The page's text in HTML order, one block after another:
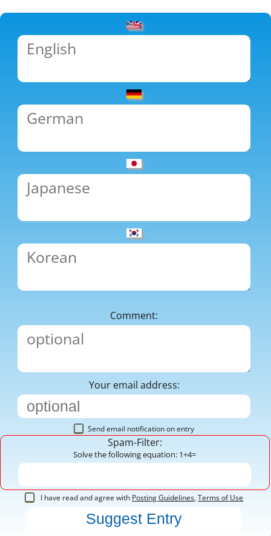
Comment:
Your email address:
Send email notification on entry
Spam-Filter:
Solve the following equation: 1+4=
I have read and agree with Posting Guidelines,Terms of Use